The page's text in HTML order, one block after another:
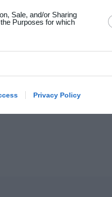
Sale, and/or Sharing
Purposes for which
Privacy Policy